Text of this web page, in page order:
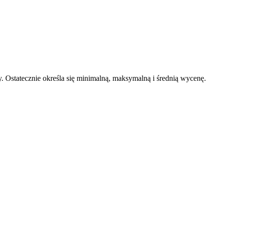
określa się minimalną, maksymalną i średnią wycenę.